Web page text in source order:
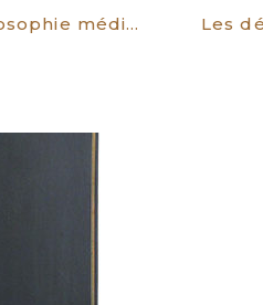
L’esprit de la philosophie médiévale. [RELIE. COMPLET DES DEUX SERIES].